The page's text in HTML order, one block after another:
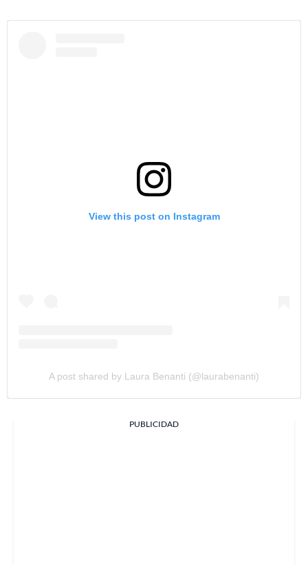
View this post on Instagram
A post shared by Laura Benanti (@laurabenanti)
PUBLICIDAD